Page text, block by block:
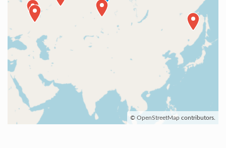
© OpenStreetMap contributors.